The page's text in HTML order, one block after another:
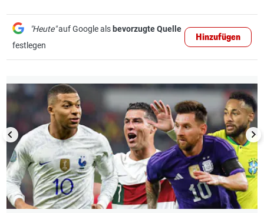
"Heute"auf Google als bevorzugte Quelle
festlegen
Hinzufügen
1/13